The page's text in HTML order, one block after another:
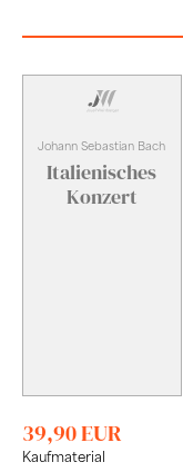
Johann Sebastian Bach
Italienisches
Konzert
39,90 EUR
Kaufmaterial